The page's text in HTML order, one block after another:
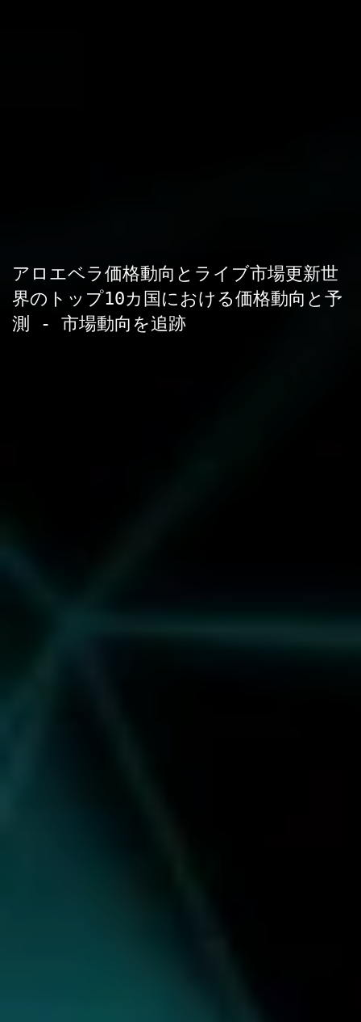
アロエベラ価格動向とライブ市場更新世
界のトップ10カ国における価格動向と予
測 - 市場動向を追跡